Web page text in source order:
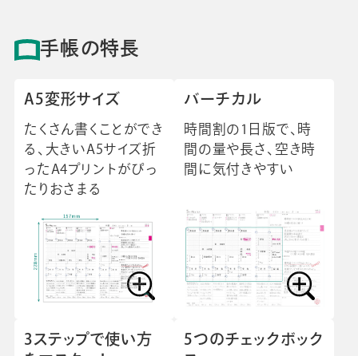
手帳の特長
A5変形サイズ
たくさん書くことができ
る、大きいA5サイズ折
ったA4プリントがぴっ
たりおさまる
バーチカル
時間割の1日版で、時
間の量や長さ、空き時
間に気付きやすい
3ステップで使い方
5つのチェックボック